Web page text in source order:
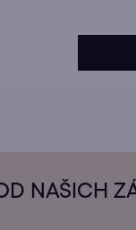
NAŠICH